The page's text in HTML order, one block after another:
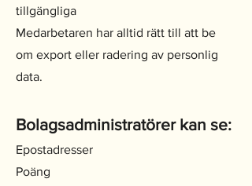
tillgängliga
Medarbetaren har alltid rätt till att be
om export eller radering av personlig
data.
Bolagsadministratörer kan se:
Epostadresser
Poäng